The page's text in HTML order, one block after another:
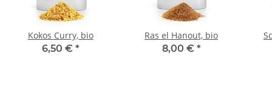
Kokos Curry, bio
6,50 € *
Ras el Hanout, bio
8,00 € *